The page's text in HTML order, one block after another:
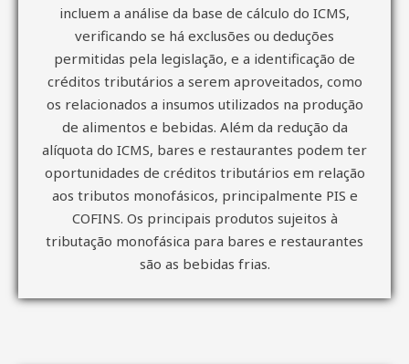
incluem a análise da base de cálculo do ICMS,
verificando se há exclusões ou deduções
permitidas pela legislação, e a identificação de
créditos tributários a serem aproveitados, como
os relacionados a insumos utilizados na produção
de alimentos e bebidas. Além da redução da
alíquota do ICMS, bares e restaurantes podem ter
oportunidades de créditos tributários em relação
aos tributos monofásicos, principalmente PIS e
COFINS. Os principais produtos sujeitos à
tributação monofásica para bares e restaurantes
são as bebidas frias.